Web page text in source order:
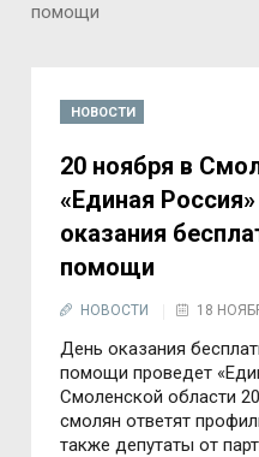
помощи
НОВОСТИ
20 ноября в
«Единая
оказания
помощи
НОВОСТИ 18
День оказания
помощи проведет
Смоленской области
смолян ответят
также депутаты от